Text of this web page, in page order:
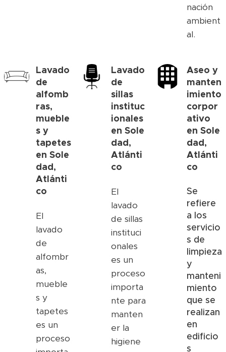
nación
ambient
al.
Lavado
de
alfomb
ras,
mueble
s y
tapetes
enSole
dad,
Atlánti
co
El
lavado
de
alfombr
as,
mueble
s y
tapetes
es un
proceso
Lavado
de
sillas
instituc
ionales
enSole
dad,
Atlánti
co
El
lavado
de sillas
instituci
onales
es un
proceso
importa
nte para
manten
er la
higiene
Aseo y
manten
imiento
corpor
ativo
en Sole
dad,
Atlánti
co
Se
refiere
a los
servicio
s de
limpieza
y
manteni
miento
que se
realizan
en
edificio
s